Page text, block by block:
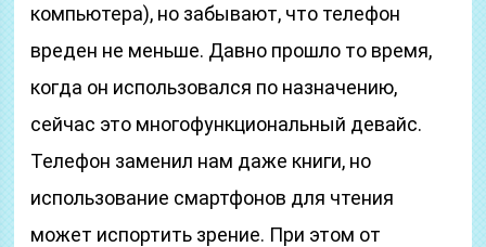
компьютера), но забывают, что телефон
вреден не меньше. Давно прошло то время,
когда он использовался по назначению,
сейчас это многофункциональный девайс.
Телефон заменил нам даже книги, но
использование смартфонов для чтения
может испортить зрение. При этом от